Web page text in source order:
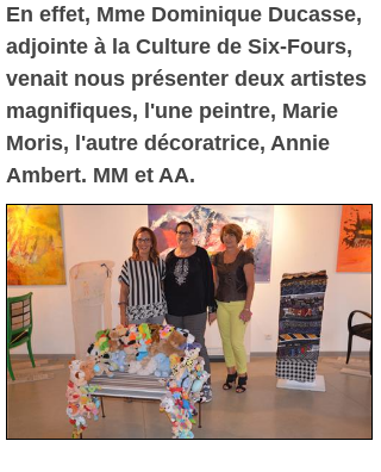
En effet, Mme Dominique Ducasse,
adjointe à la Culture de Six-Fours,
venait nous présenter deux artistes
magnifiques, l'une peintre, Marie
Moris, l'autre décoratrice, Annie
Ambert. MM et AA.